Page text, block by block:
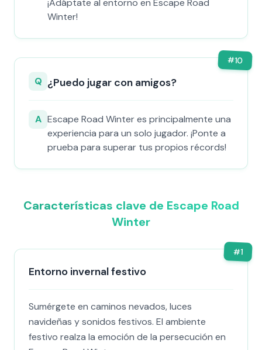
¡Adáptate al entorno en Escape Road
Winter!
#10
Q ¿Puedo jugar con amigos?
A Escape Road Winter es principalmente una
experiencia para un solo jugador. ¡Ponte a
prueba para superar tus propios récords!
Características clave de Escape Road
Winter
#1
Entorno invernal festivo
Sumérgete en caminos nevados, luces
navideñas y sonidos festivos. El ambiente
festivo realza la emoción de la persecución en